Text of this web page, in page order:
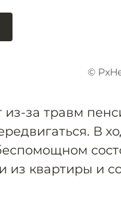
©
из-за травм
В
из квартиры и